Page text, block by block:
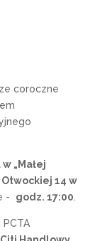
coroczne
„Małej
14 w
- godz. 17:00